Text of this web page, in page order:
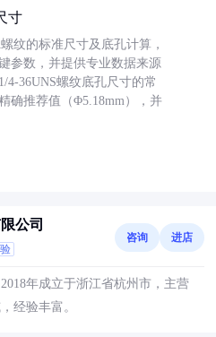
寸
纹的标准尺寸及底孔计算，
参数，并提供专业数据来源
4-36UNS螺纹底孔尺寸的常
确推荐值（Φ5.18mm），并
公司
咨询 进店
年成立于浙江省杭州市，主营
经验丰富。